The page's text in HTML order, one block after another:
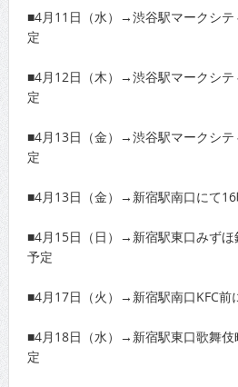
■4月11日（水）→渋谷駅マークシ
定
■4月12日（木）→渋谷駅マークシ
定
■4月13日（金）→渋谷駅マークシ
定
■4月13日（金）→新宿駅南口にて
■4月15日（日）→新宿駅東口みず
予定
■4月17日（火）→新宿駅南口KFC前
■4月18日（水）→新宿駅東口歌舞
定